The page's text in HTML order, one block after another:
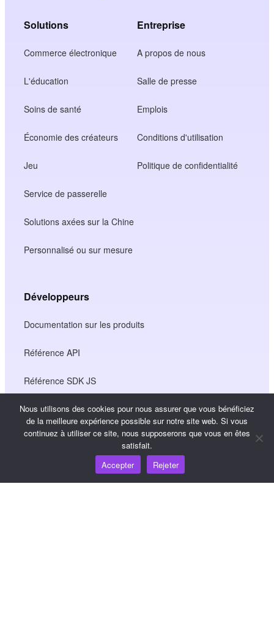
Solutions
Commerce électronique
L'éducation
Soins de santé
Économie des créateurs
Jeu
Service de passerelle
Solutions axées sur la Chine
Personnalisé ou sur mesure
Entreprise
A propos de nous
Salle de presse
Emplois
Conditions d'utilisation
Politique de confidentialité
Développeurs
Documentation sur les produits
Référence API
Référence SDK JS
Ressources
Carrefour de connaissances
Tarification
Nous utilisons des cookies pour nous assurer que vous bénéficiez
de la meilleure expérience possible sur notre site web. Si vous
continuez à utiliser ce site, nous supposerons que vous en êtes
satisfait.
Accepter
Rejeter